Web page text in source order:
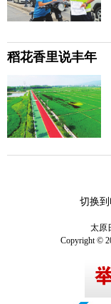
稻花香里说丰年
切换
太原
Copyright ©